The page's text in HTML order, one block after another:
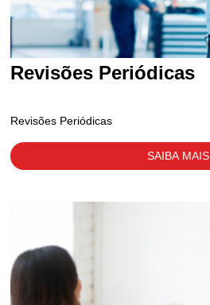
Revisões Periódicas
Revisões Periódicas
SAIBA MAIS